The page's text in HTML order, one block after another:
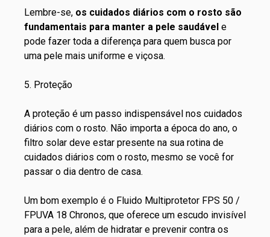
Lembre-se, os cuidados diários com o rosto são
fundamentais para manter a pele saudável e
pode fazer toda a diferença para quem busca por
uma pele mais uniforme e viçosa.
5. Proteção
A proteção é um passo indispensável nos cuidados
diários com o rosto. Não importa a época do ano, o
filtro solar deve estar presente na sua rotina de
cuidados diários com o rosto, mesmo se você for
passar o dia dentro de casa.
Um bom exemplo é o Fluido Multiprotetor FPS 50 /
FPUVA 18 Chronos, que oferece um escudo invisível
para a pele, além de hidratar e prevenir contra os